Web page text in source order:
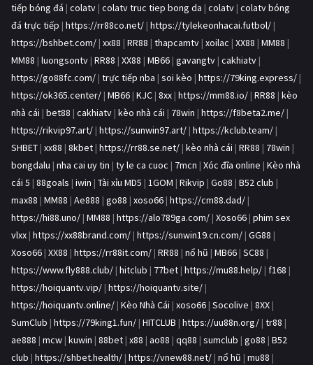
tiếp bóng đá | colatv | colatv truc tiep bong da | colatv | colatv bóng
đá trực tiếp | https://rr88co.net/ | https://tylekeonhacai.futbol/ |
https://bshbet.com/ | xx88 | RR88 | thapcamtv | xoilac | XX88 | MM88 |
MM88 | luongsontv | RR88 | XX88 | MB66 | gavangtv | cakhiatv |
https://go88fc.com/ | trực tiếp nba | soi kèo | https://79king.express/ |
https://ok365.center/ | MB66 | KJC | 8xx | https://mm88.io/ | RR88 | kèo
nhà cái | bet88 | cakhiatv | kèo nhà cái | 78win | https://f8beta2.me/ |
https://rikvip97.art/ | https://sunwin97.art/ | https://kclub.team/ |
SHBET | xx88 | 8kbet | https://rr88.se.net/ | kèo nhà cái | RR88 | 78win |
bongdalu | nha cai uy tin | ty le ca cuoc | 7mcn | Xóc đĩa online | Kèo nhà
cái 5 | 88goals | iwin | Tài xỉu MD5 | 1GOM | Rikvip | Go88 | B52 club |
max88 | MM88 | Ae888 | go88 | xoso66 | https://cm88.dad/ |
https://hi88.uno/ | MM88 | https://alo789ga.com/ | Xoso66 | phim sex
vlxx | https://xx88brand.com/ | https://sunwin19.cn.com/ | GG88 |
Xoso66 | XX88 | https://rr88it.com/ | RR88 | nổ hũ | MB66 | SC88 |
https://www.fly888.club/ | hitclub | 77bet | https://mu88.help/ | f168 |
https://hoiquantv.vip/ | https://hoiquantv.site/ |
https://hoiquantv.online/ | Kèo Nhà Cái | xoso66 | Socolive | 8XX |
SumClub | https://79king1.fun/ | HITCLUB | https://uu88n.org/ | tr88 |
ae888 | mcw | kuwin | 88bet | x88 | ao88 | qq88 | sumclub | go88 | B52
club | https://shbet.health/ | https://vnew88.net/ | nổ hũ | mu88 |